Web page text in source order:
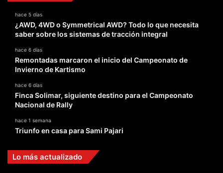
hace 5 días
¿AWD, 4WD o Symmetrical AWD? Todo lo que necesita
saber sobre los sistemas de tracción integral
hace 6 días
Remontadas marcaron el inicio del Campeonato de
Invierno de Kartismo
hace 6 días
Finca Solimar, siguiente destino para el Campeonato
Nacional de Rally
hace 1 semana
Triunfo en casa para Sami Pajari
Lo más actualizado